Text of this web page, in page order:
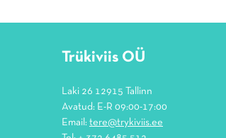
Trükiviis OÜ
Laki 26 12915 Tallinn
Avatud: E-R 09:00-17:00
Email: tere@trykiviis.ee